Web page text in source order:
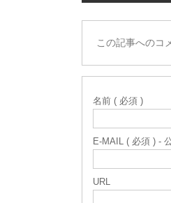
この記事へのコ
名前 ( 必須 )
E-MAIL ( 必須 ) -
URL